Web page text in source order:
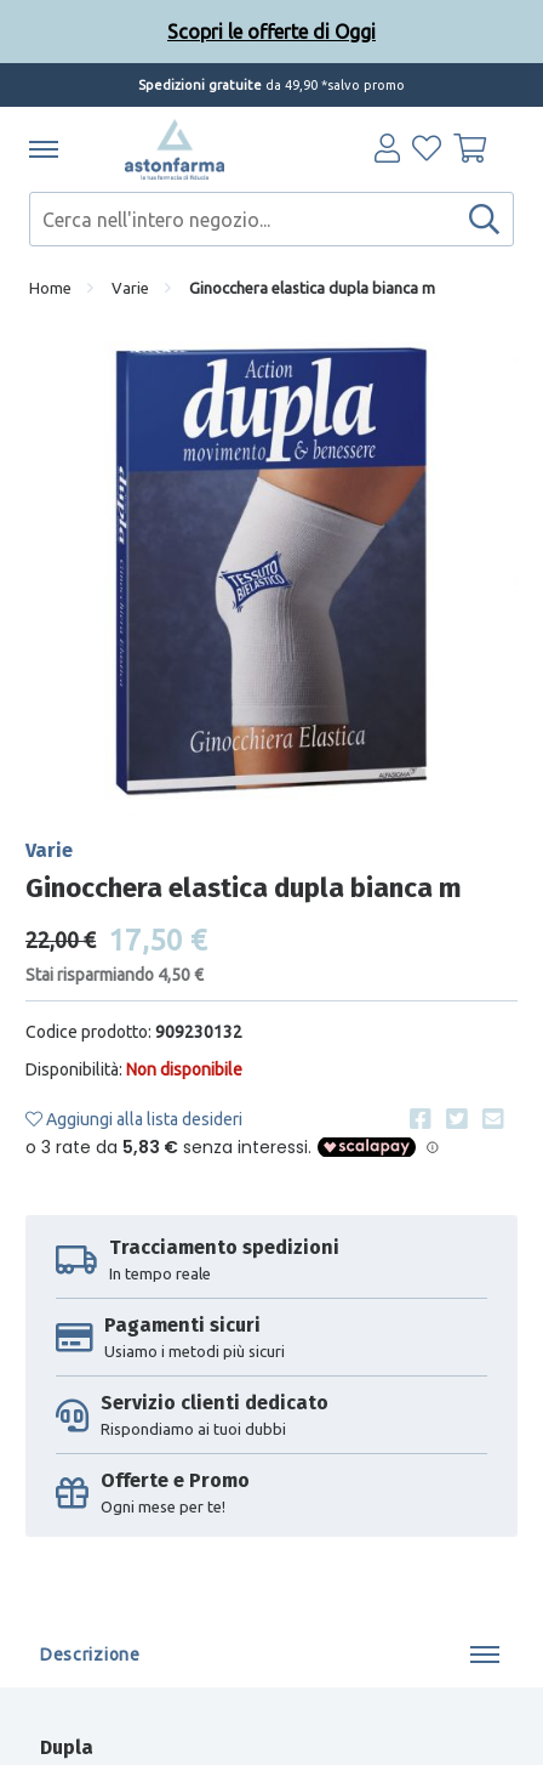
Spedizioni gratuite da 49,90 *salvo promo
Home Varie Ginocchera elastica dupla bianca m
Varie
Ginocchera elastica dupla bianca m
22,00 € 17,50 €
Stai risparmiando 4,50 €
Codice prodotto: 909230132
Disponibilità: Non disponibile
Aggiungi alla lista desideri
Tracciamento spedizioni
In tempo reale
Pagamenti sicuri
Usiamo i metodi più sicuri
Servizio clienti dedicato
Rispondiamo ai tuoi dubbi
Offerte e Promo
Ogni mese per te!
Descrizione
Dupla
Scopri le offerte di Oggi